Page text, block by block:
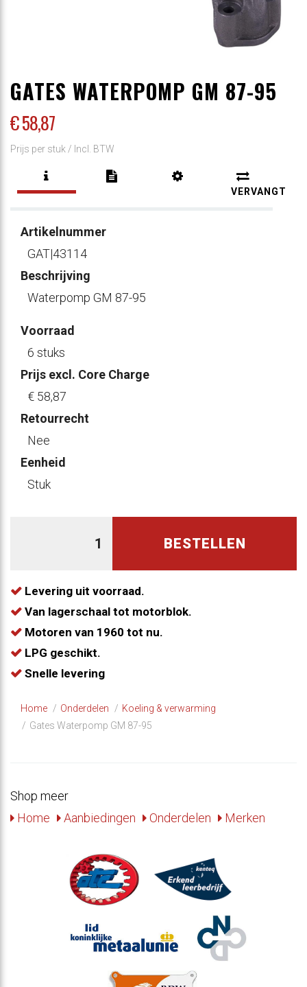
GATES WATERPOMP GM 87-95
€ 58,87
Prijs per stuk / Incl. BTW
VERVANGT
Artikelnummer
GAT|43114
Beschrijving
Waterpomp GM 87-95
Voorraad
6 stuks
Prijs excl. Core Charge
€ 58,87
Retourrecht
Nee
Eenheid
Stuk
BESTELLEN
Levering uit voorraad.
Van lagerschaal tot motorblok.
Motoren van 1960 tot nu.
LPG geschikt.
Snelle levering
Home Onderdelen
Koeling & verwarming
Gates Waterpomp GM 87-95
Shop meer
Home
Aanbiedingen Onderdelen Merken